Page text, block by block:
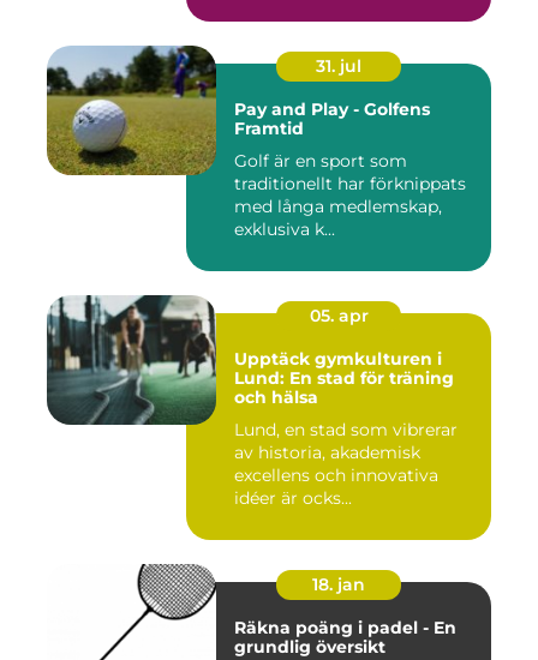
31. jul
Pay and Play - Golfens
Framtid
Golf är en sport som
traditionellt har förknippats
med långa medlemskap,
exklusiva k...
05. apr
Upptäck gymkulturen i
Lund: En stad för träning
och hälsa
Lund, en stad som vibrerar
av historia, akademisk
excellens och innovativa
idéer är ocks...
18. jan
Räkna poäng i padel - En
grundlig översikt